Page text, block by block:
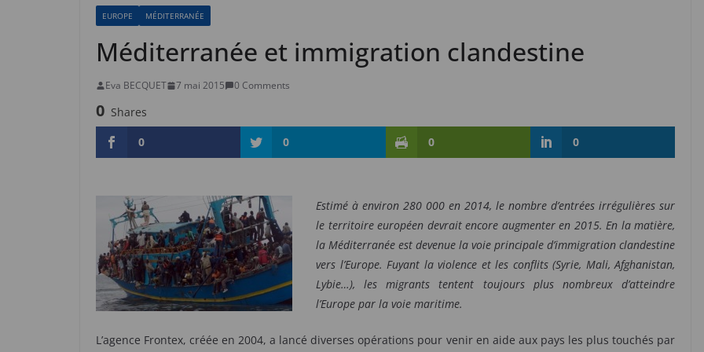
EUROPE MÉDITERRANÉE
Méditerranée et immigration clandestine
Eva BECQUET 7 mai 2015 0 Comments
0 Shares
0
0 0 0
Estimé à environ 280 000 en 2014, le nombre d’entrées irrégulières sur
le territoire européen devrait encore augmenter en 2015. En la matière,
la Méditerranée est devenue la voie principale d’immigration clandestine
vers l’Europe. Fuyant la violence et les conflits (Syrie, Mali, Afghanistan,
Lybie…), les migrants tentent toujours plus nombreux d’atteindre
l’Europe par la voie maritime.
L’agence Frontex, créée en 2004, a lancé diverses opérations pour venir en aide aux pays les plus touchés par